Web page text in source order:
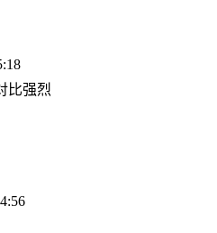
比强烈